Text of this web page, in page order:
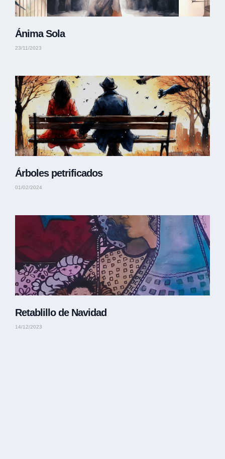
Ánima Sola
23/11/2023
Árboles petrificados
01/02/2024
Retablillo de Navidad
14/12/2023